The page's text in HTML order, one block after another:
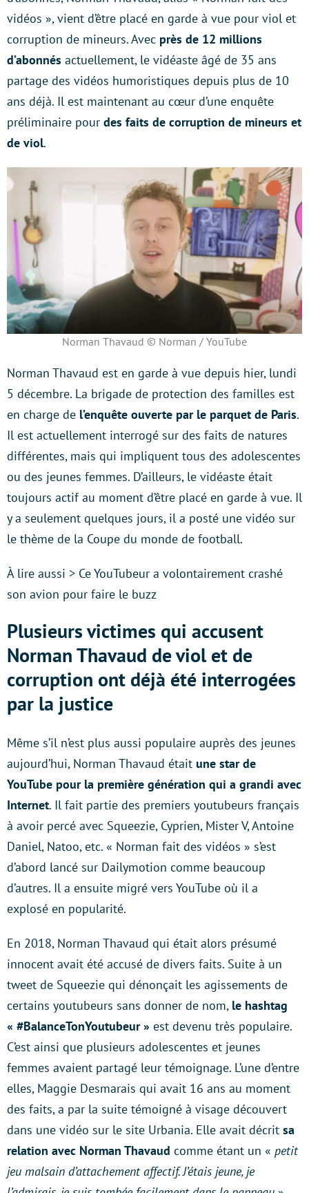
vidéos », vient d’être placé en garde à vue pour viol et
corruption de mineurs. Avec près de 12 millions
d’abonnés actuellement, le vidéaste âgé de 35 ans
partage des vidéos humoristiques depuis plus de 10
ans déjà. Il est maintenant au cœur d’une enquête
préliminaire pour des faits de corruption de mineurs et
de viol.
Norman Thavaud © Norman / YouTube
Norman Thavaud est en garde à vue depuis hier, lundi
5 décembre. La brigade de protection des familles est
en charge de l’enquête ouverte par le parquet de Paris.
Il est actuellement interrogé sur des faits de natures
différentes, mais qui impliquent tous des adolescentes
ou des jeunes femmes. D’ailleurs, le vidéaste était
toujours actif au moment d’être placé en garde à vue. Il
y a seulement quelques jours, il a posté une vidéo sur
le thème de la Coupe du monde de football.
À lire aussi > Ce YouTubeur a volontairement crashé
son avion pour faire le buzz
Plusieurs victimes qui accusent
Norman Thavaud de viol et de
corruption ont déjà été interrogées
par la justice
Même s’il n’est plus aussi populaire auprès des jeunes
aujourd’hui, Norman Thavaud était une star de
YouTube pour la première génération qui a grandi avec
Internet. Il fait partie des premiers youtubeurs français
à avoir percé avec Squeezie, Cyprien, Mister V, Antoine
Daniel, Natoo, etc. « Norman fait des vidéos » s’est
d’abord lancé sur Dailymotion comme beaucoup
d’autres. Il a ensuite migré vers YouTube où il a
explosé en popularité.
En 2018, Norman Thavaud qui était alors présumé
innocent avait été accusé de divers faits. Suite à un
tweet de Squeezie qui dénonçait les agissements de
certains youtubeurs sans donner de nom, le hashtag
« #BalanceTonYoutubeur » est devenu très populaire.
C’est ainsi que plusieurs adolescentes et jeunes
femmes avaient partagé leur témoignage. L’une d’entre
elles, Maggie Desmarais qui avait 16 ans au moment
des faits, a par la suite témoigné à visage découvert
dans une vidéo sur le site Urbania. Elle avait décrit sa
relation avec Norman Thavaud comme étant un « petit
jeu malsain d’attachement affectif. J’étais jeune, je